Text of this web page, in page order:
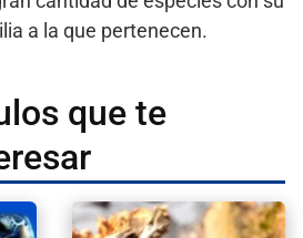
a la que pertenecen.
que te